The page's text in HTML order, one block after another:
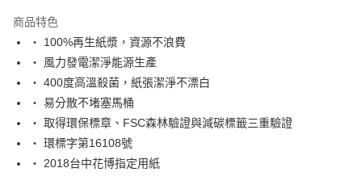
本島宅配-活動商品
免運費
商品特色
‧ 100%再生紙漿，資源不浪費
‧ 風力發電潔淨能源生產
‧ 400度高溫殺菌，紙張潔淨不漂白
‧ 易分散不堵塞馬桶
‧ 取得環保標章、FSC森林驗證與減碳標籤三重驗證
‧ 環標字第16108號
‧ 2018台中花博指定用紙